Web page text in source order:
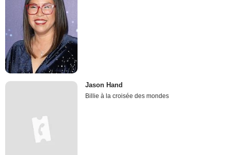
Jason Hand
Billie à la croisée des mondes